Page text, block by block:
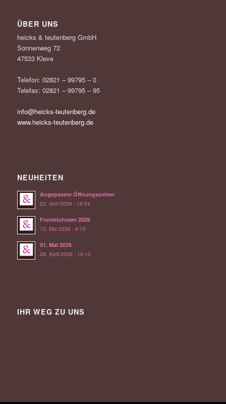
ÜBER UNS
heicks & teutenberg GmbH
Sonnenweg 72
47533 Kleve
Telefon: 02821 – 99795 – 0
Telefax: 02821 – 99795 – 95
info@heicks-teutenberg.de
www.heicks-teutenberg.de
NEUHEITEN
Angepasste Öffnungszeiten
23. Juni 2026 - 16:54
Fronleichnam 2026
12. Mai 2026 - 8:15
01. Mai 2026
28. April 2026 - 19:12
IHR WEG ZU UNS